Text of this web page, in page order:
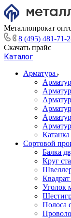
Металлопрокат
8 (495) 481-71-
Скачать прайс
Каталог
Арматура
Катанка
Сортовой
Балка
Круг
Квадрат
Уголок
Полоса